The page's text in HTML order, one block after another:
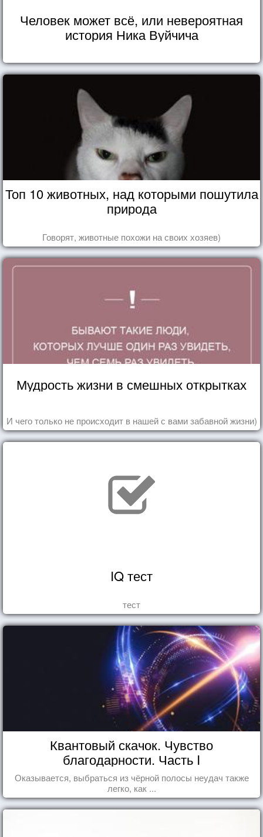
Человек может всё, или невероятная
история Ника Вуйчича
Топ 10 животных, над которыми пошутила
природа
Говорят, животные похожи на своих хозяев)
Мудрость жизни в смешных открытках
И чего только не происходит в нашей с вами забавной жизни)
IQ тест
тест
Квантовый скачок. Чувство
благодарности. Часть I
Оказывается, выбраться из чёрной полосы неудач также
легко, как ...